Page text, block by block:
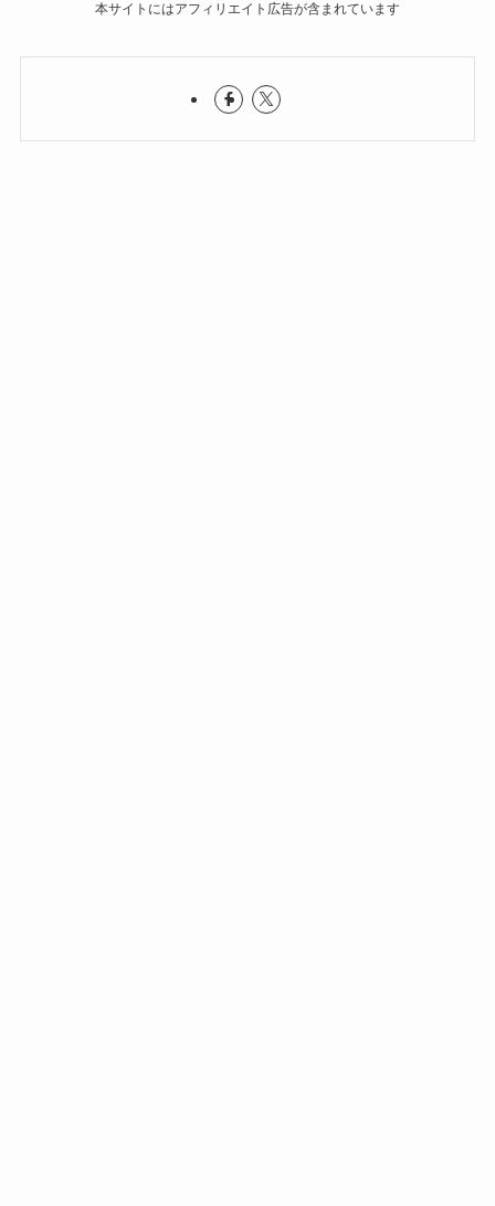
本サイトにはアフィリエイト広告が含まれています